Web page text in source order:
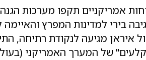
אמריקניים תקפו מערכות
בירי למדינות המפרץ
איראן מגיעה לנקודת רתיחה,
של המערך האמריקני